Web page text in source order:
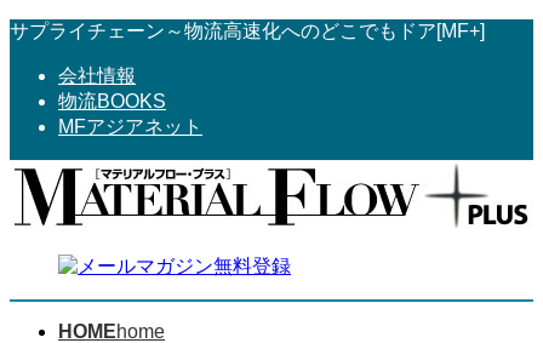
コ
へ
ス
ナ
ョ
ン
サプライチェーン～物流高速化へのどこでもドア[MF+]
会社情報
物流BOOKS
MFアジアネット
HOMEhome